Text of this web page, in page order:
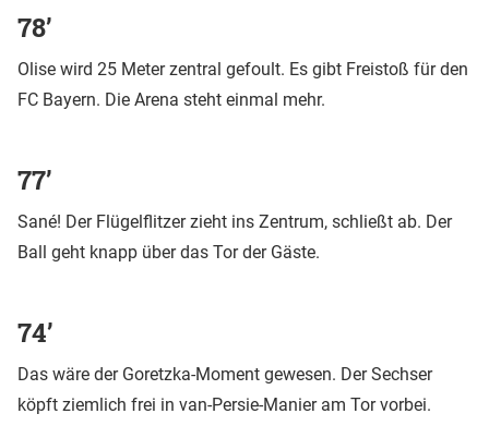
78’
Olise wird 25 Meter zentral gefoult. Es gibt Freistoß für den
FC Bayern. Die Arena steht einmal mehr.
77’
Sané! Der Flügelflitzer zieht ins Zentrum, schließt ab. Der
Ball geht knapp über das Tor der Gäste.
74’
Das wäre der Goretzka-Moment gewesen. Der Sechser
köpft ziemlich frei in van-Persie-Manier am Tor vorbei.